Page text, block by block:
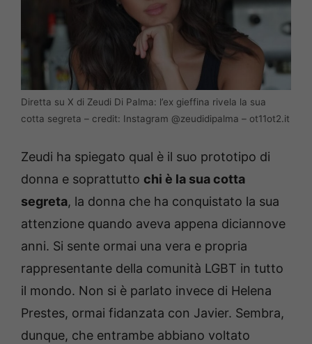
Diretta su X di Zeudi Di Palma: l’ex gieffina rivela la sua
cotta segreta – credit: Instagram @zeudidipalma – ot11ot2.it
Zeudi ha spiegato qual è il suo prototipo di
donna e soprattutto chi è la sua cotta
segreta, la donna che ha conquistato la sua
attenzione quando aveva appena diciannove
anni. Si sente ormai una vera e propria
rappresentante della comunità LGBT in tutto
il mondo. Non si è parlato invece di Helena
Prestes, ormai fidanzata con Javier. Sembra,
dunque, che entrambe abbiano voltato